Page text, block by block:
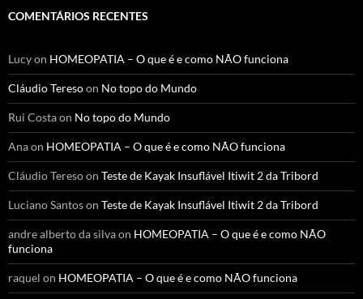
COMENTÁRIOS RECENTES
Lucyon HOMEOPATIA – O que é e como NÃO funciona
Cláudio Teresoon No topo do Mundo
Rui Costaon No topo do Mundo
Anaon HOMEOPATIA – O que é e como NÃO funciona
Cláudio Teresoon Teste de Kayak Insuflável Itiwit 2 da Tribord
Luciano Santoson Teste de Kayak Insuflável Itiwit 2 da Tribord
andre alberto da silvaon HOMEOPATIA – O que é e como NÃO
funciona
raquel on HOMEOPATIA – O que é e como NÃO funciona